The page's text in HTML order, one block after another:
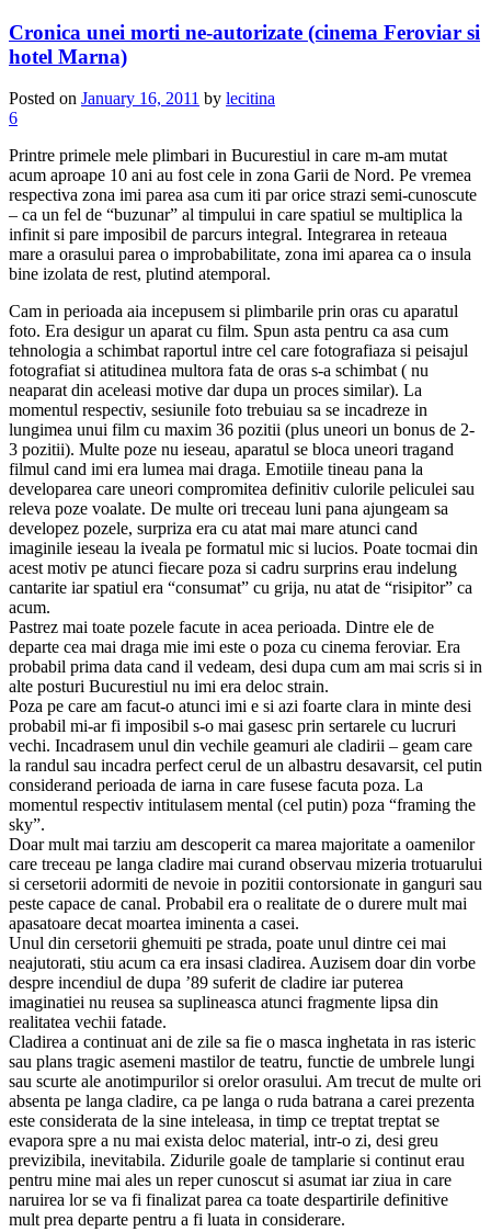
Cronica unei morti ne-autorizate (cinema Feroviar si
hotel Marna)
Posted on January 16, 2011 by lecitina
6
Printre primele mele plimbari in Bucurestiul in care m-am mutat
acum aproape 10 ani au fost cele in zona Garii de Nord. Pe vremea
respectiva zona imi parea asa cum iti par orice strazi semi-cunoscute
– ca un fel de “buzunar” al timpului in care spatiul se multiplica la
infinit si pare imposibil de parcurs integral. Integrarea in reteaua
mare a orasului parea o improbabilitate, zona imi aparea ca o insula
bine izolata de rest, plutind atemporal.
Cam in perioada aia incepusem si plimbarile prin oras cu aparatul
foto. Era desigur un aparat cu film. Spun asta pentru ca asa cum
tehnologia a schimbat raportul intre cel care fotografiaza si peisajul
fotografiat si atitudinea multora fata de oras s-a schimbat ( nu
neaparat din aceleasi motive dar dupa un proces similar). La
momentul respectiv, sesiunile foto trebuiau sa se incadreze in
lungimea unui film cu maxim 36 pozitii (plus uneori un bonus de 2-
3 pozitii). Multe poze nu ieseau, aparatul se bloca uneori tragand
filmul cand imi era lumea mai draga. Emotiile tineau pana la
developarea care uneori compromitea definitiv culorile peliculei sau
releva poze voalate. De multe ori treceau luni pana ajungeam sa
developez pozele, surpriza era cu atat mai mare atunci cand
imaginile ieseau la iveala pe formatul mic si lucios. Poate tocmai din
acest motiv pe atunci fiecare poza si cadru surprins erau indelung
cantarite iar spatiul era “consumat” cu grija, nu atat de “risipitor” ca
acum.
Pastrez mai toate pozele facute in acea perioada. Dintre ele de
departe cea mai draga mie imi este o poza cu cinema feroviar. Era
probabil prima data cand il vedeam, desi dupa cum am mai scris si in
alte posturi Bucurestiul nu imi era deloc strain.
Poza pe care am facut-o atunci imi e si azi foarte clara in minte desi
probabil mi-ar fi imposibil s-o mai gasesc prin sertarele cu lucruri
vechi. Incadrasem unul din vechile geamuri ale cladirii – geam care
la randul sau incadra perfect cerul de un albastru desavarsit, cel putin
considerand perioada de iarna in care fusese facuta poza. La
momentul respectiv intitulasem mental (cel putin) poza “framing the
sky”.
Doar mult mai tarziu am descoperit ca marea majoritate a oamenilor
care treceau pe langa cladire mai curand observau mizeria trotuarului
si cersetorii adormiti de nevoie in pozitii contorsionate in ganguri sau
peste capace de canal. Probabil era o realitate de o durere mult mai
apasatoare decat moartea iminenta a casei.
Unul din cersetorii ghemuiti pe strada, poate unul dintre cei mai
neajutorati, stiu acum ca era insasi cladirea. Auzisem doar din vorbe
despre incendiul de dupa ’89 suferit de cladire iar puterea
imaginatiei nu reusea sa suplineasca atunci fragmente lipsa din
realitatea vechii fatade.
Cladirea a continuat ani de zile sa fie o masca inghetata in ras isteric
sau plans tragic asemeni mastilor de teatru, functie de umbrele lungi
sau scurte ale anotimpurilor si orelor orasului. Am trecut de multe ori
absenta pe langa cladire, ca pe langa o ruda batrana a carei prezenta
este considerata de la sine inteleasa, in timp ce treptat treptat se
evapora spre a nu mai exista deloc material, intr-o zi, desi greu
previzibila, inevitabila. Zidurile goale de tamplarie si continut erau
pentru mine mai ales un reper cunoscut si asumat iar ziua in care
naruirea lor se va fi finalizat parea ca toate despartirile definitive
mult prea departe pentru a fi luata in considerare.